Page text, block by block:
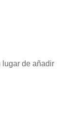
lugar de añadir